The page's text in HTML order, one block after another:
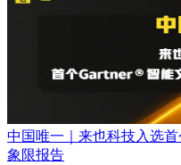
中国唯一｜来也科技入选
象限报告